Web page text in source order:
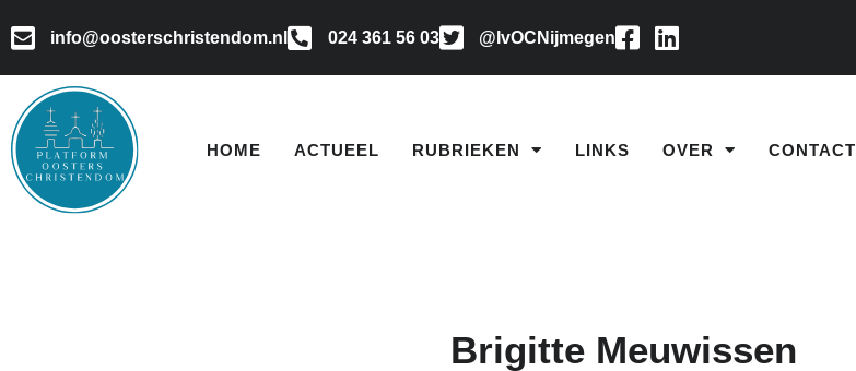
info@oosterschristendom.nl 024 361 56 03 @IvOCNijmegen
HOME ACTUEEL RUBRIEKEN LINKS OVER CONTACT
Brigitte Meuwissen